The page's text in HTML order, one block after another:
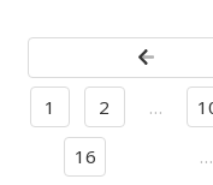
1 2 …
16 …